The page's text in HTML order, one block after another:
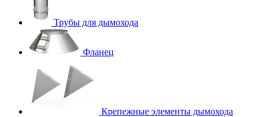
Трубы для дымохода
Фланец
Крепежные элементы дымохода